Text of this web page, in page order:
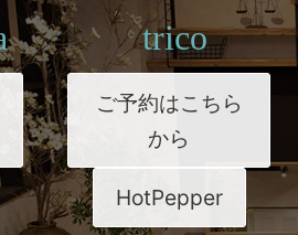
trico
ご予約はこちら
から
HotPepper